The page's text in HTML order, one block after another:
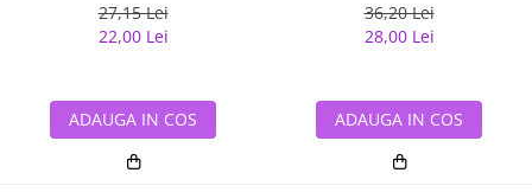
27,15 Lei
22,00 Lei
ADAUGA IN COS
36,20 Lei
28,00 Lei
ADAUGA IN COS